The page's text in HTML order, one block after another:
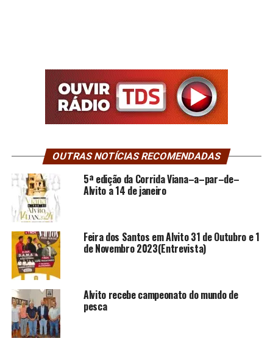
OUTRAS NOTÍCIAS RECOMENDADAS
5ª edição da Corrida Viana–a–par–de–
Alvito a 14 de janeiro
Feira dos Santos em Alvito 31 de Outubro e 1
de Novembro 2023(Entrevista)
Alvito recebe campeonato do mundo de
pesca